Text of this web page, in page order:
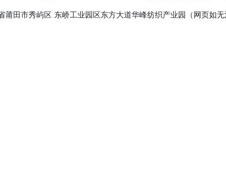
莆田市秀屿区 东峤工业园区东方大道华峰纺织产业园（网页如无